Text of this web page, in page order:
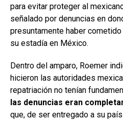
para evitar proteger al
señalado por denuncias en
presuntamente haber
su estadía en México.
Dentro del amparo, Roemer
hicieron las autoridades
repatriación no tenían
las denuncias eran
que, de ser entregado a su